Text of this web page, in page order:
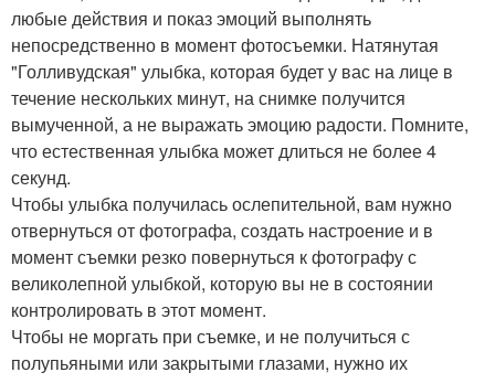
любые действия и показ эмоций выполнять
непосредственно в момент фотосъемки. Натянутая
"Голливудская" улыбка, которая будет у вас на лице в
течение нескольких минут, на снимке получится
вымученной, а не выражать эмоцию радости. Помните,
что естественная улыбка может длиться не более 4
секунд.
Чтобы улыбка получилась ослепительной, вам нужно
отвернуться от фотографа, создать настроение и в
момент съемки резко повернуться к фотографу с
великолепной улыбкой, которую вы не в состоянии
контролировать в этот момент.
Чтобы не моргать при съемке, и не получиться с
полупьяными или закрытыми глазами, нужно их